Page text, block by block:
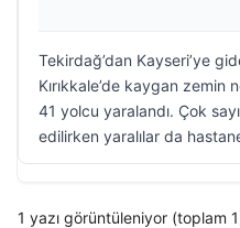
Tekirdağ’dan Kayseri’ye
Kırıkkale’de kaygan
41 yolcu yaralandı. Çok
edilirken yaralılar da
1 yazı görüntüleniyor (toplam